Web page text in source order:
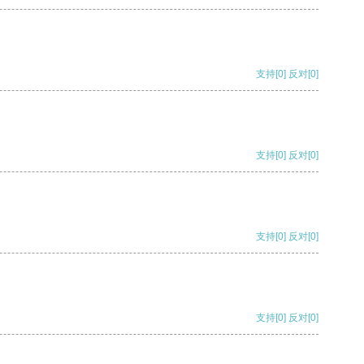
支持[0] 反对[0]
支持[0] 反对[0]
支持[0] 反对[0]
支持[0] 反对[0]